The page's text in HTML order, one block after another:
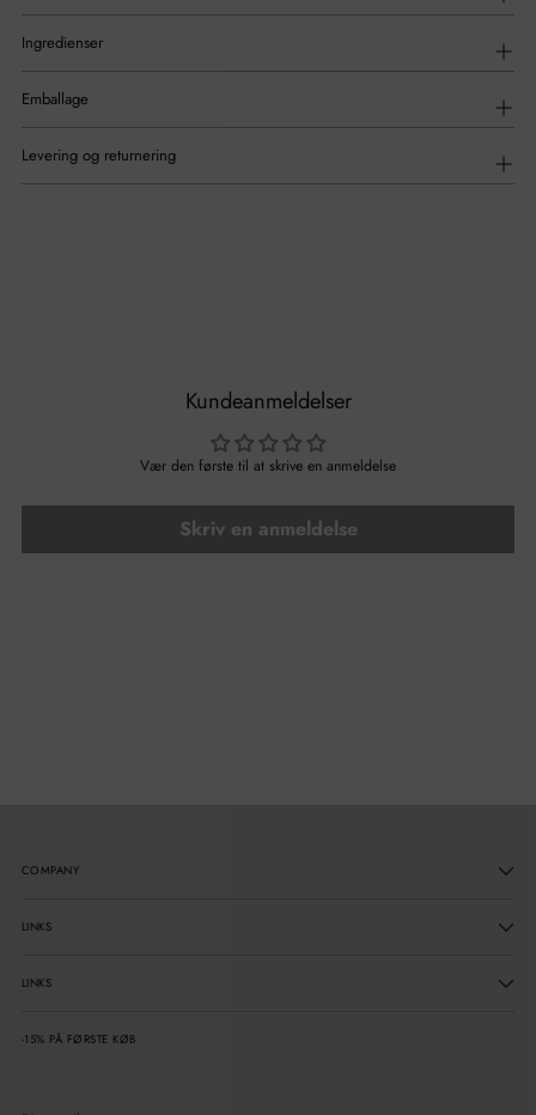
Ingredienser
Emballage
Levering og returnering
Kundeanmeldelser
Vær den første til at skrive en anmeldelse
Skriv en anmeldelse
COMPANY
LINKS
LINKS
-15% PÅ FØRSTE KØB